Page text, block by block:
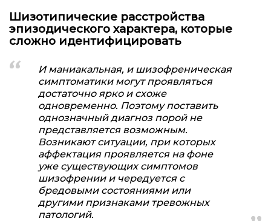
Шизотипические расстройства
эпизодического характера, которые
сложно идентифицировать
И маниакальная, и шизофреническая
симптоматики могут проявляться
достаточно ярко и схоже
одновременно. Поэтому поставить
однозначный диагноз порой не
представляется возможным.
Возникают ситуации, при которых
аффектация проявляется на фоне
уже существующих симптомов
шизофрении и чередуется с
бредовыми состояниями или
другими признаками тревожных
патологий.